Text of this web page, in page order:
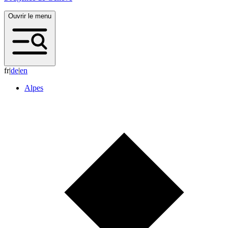
Ouvrir le menu
fr|de|en
Alpes